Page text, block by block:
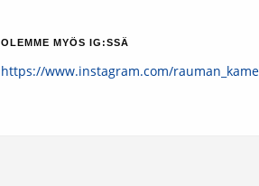
OLEMME MYÖS IG:SSÄ
https://www.instagram.com/